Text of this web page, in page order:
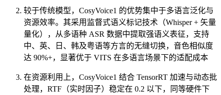
较于传统模型，CosyVoice1 的优势集中于​​多语言泛化​​与​​
资源效率​​。其采用​​监督式语义标记技术​​（Whisper + 矢量
量化），从多语种 ASR 数据中提取强语义表征，支持
中、英、日、韩及粤语等方言的无缝切换，音色相似度
达 90%+，显著优于 VITS 在多语言场景下的适配成本
在资源利用上，CosyVoice1 结合 ​​TensorRT 加速与动态批
处理​​，RTF（实时因子）稳定在 0.2 以下，同等硬件下